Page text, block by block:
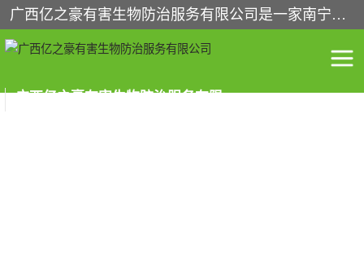
广西亿之豪有害生物防治服务有限公司是一家南宁灭鼠公司、灭蟑螂公司，南宁杀虫公司，南宁除虫公司，南宁灭跳蚤公司，南宁灭白蚁公司，南宁除四害公司,广西亿之豪有害生物防治服务有限公司专业灭蟑螂,除臭虫,其他害虫,服务上门,安全环保,售后保障,一次消杀，竭诚为您服务.
广西亿之豪有害生物防治服务有限公司